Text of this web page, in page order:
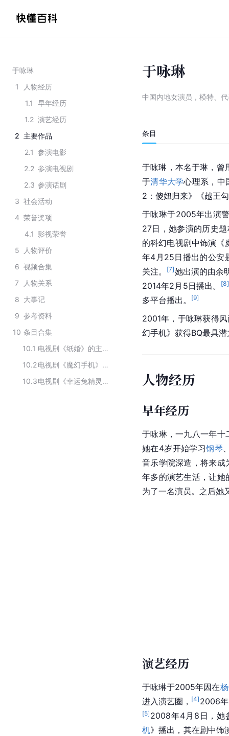
于咏琳
1
人物经历
1.1
早年经历
1.2 演艺经历
2 主要作品
2.1 参演电影
2.2 参演电视剧
2.3 参演话剧
3 社会活动
4 荣誉奖项
4.1 影视荣誉
5
人物评价
6 视频合集
7
人物关系
8 大事记
9 参考资料
10 条目合集
10.1
电视剧《纸婚》的主要演员
10.2
电视剧《魔幻手机》的主要演员
10.3
电视剧《幸运兔精灵》主要演职员
于咏琳
中国内地女演员，模特、
条目
于咏琳，本名于琳，曾
于清华大学心理系，中
2：傻妞归来》《越王
于咏琳于2005年出演
27日，她参演的历史
的科幻电视剧中饰演《
年4月25日播出的公安
关注。
[7]她出演的由余
2014年2月5日播出。
[8]
多平台播出。
[9]
2001年，于咏琳获得
幻手机》获得BQ最具
人物经历
早年经历
于咏琳，一九八一年十
她在4岁开始学习钢琴
音乐学院深造，将来成
年多的演艺生活，让她
为了一名演员。之后她
演艺经历
于咏琳于2005年因在
进入演艺圈， [4] 2006年
[5] 2008年4月8日，她
机》播出，其在剧中饰